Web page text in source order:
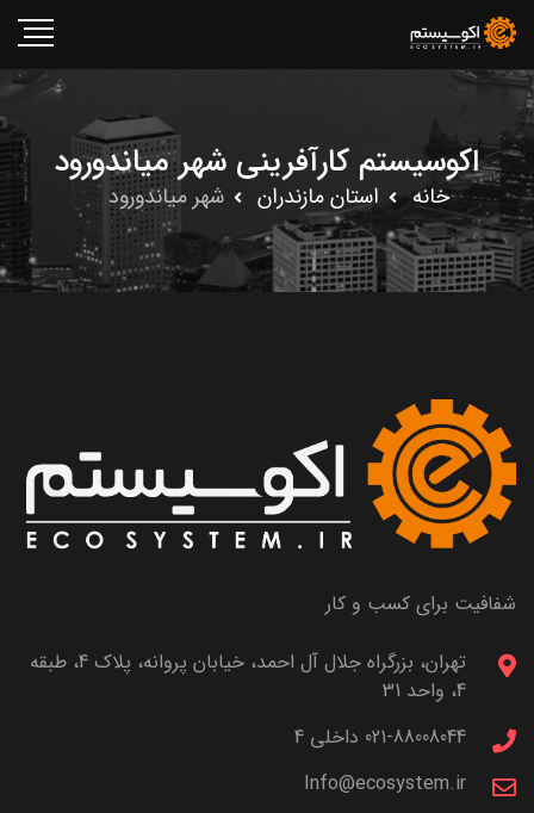
اکوسیستم کارآفرینی شهر میاندورود
خانه استان مازندران شهر میاندورود
شفافیت برای کسب و کار
تهران، بزرگراه جلال آل احمد، خیابان پروانه، پلاک 4، طبقه
4، واحد 31
021-88008044 داخلی 4
Info@ecosystem.ir